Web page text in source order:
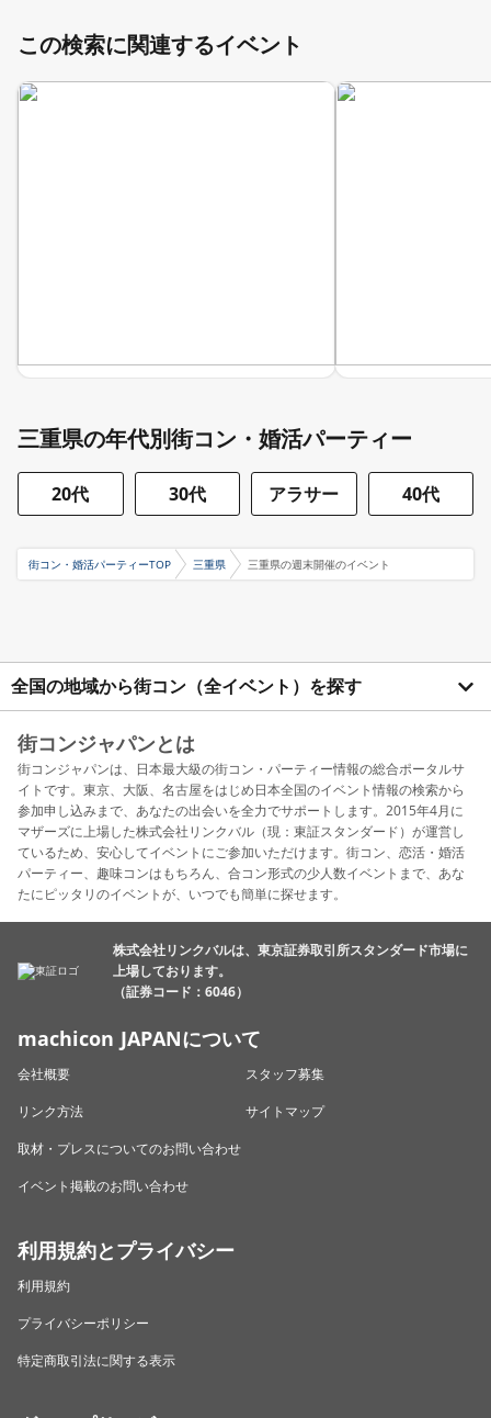
この検索に関連するイベント
三重県の年代別街コン・婚活パーティー
20代 30代 アラサー 40代
街コン・婚活パーティーTOP 三重県 三重県の週末開催のイベント
全国の地域から街コン（全イベント）を探す
街コンジャパンとは
街コンジャパンは、日本最大級の街コン・パーティー情報の総合ポータルサ
イトです。東京、大阪、名古屋をはじめ日本全国のイベント情報の検索から
参加申し込みまで、あなたの出会いを全力でサポートします。2015年4月に
マザーズに上場した株式会社リンクバル（現：東証スタンダード）が運営し
ているため、安心してイベントにご参加いただけます。街コン、恋活・婚活
パーティー、趣味コンはもちろん、合コン形式の少人数イベントまで、あな
たにピッタリのイベントが、いつでも簡単に探せます。
株式会社リンクバルは、東京証券取引所スタンダード市場に
上場しております。
（証券コード：6046）
machicon JAPANについて
会社概要
スタッフ募集
リンク方法
サイトマップ
取材・プレスについてのお問い合わせ
イベント掲載のお問い合わせ
利用規約とプライバシー
利用規約
プライバシーポリシー
特定商取引法に関する表示